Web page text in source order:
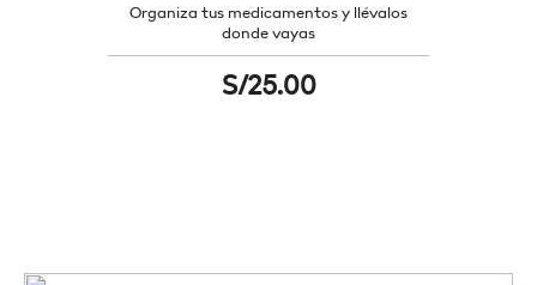
Organiza tus medicamentos y llévalos
donde vayas
S/25.00